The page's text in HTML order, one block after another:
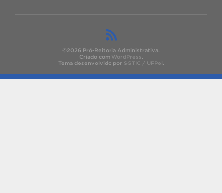
©2026 Pró-Reitoria Administrativa.
Criado com WordPress.
Tema desenvolvido por SGTIC / UFPel.